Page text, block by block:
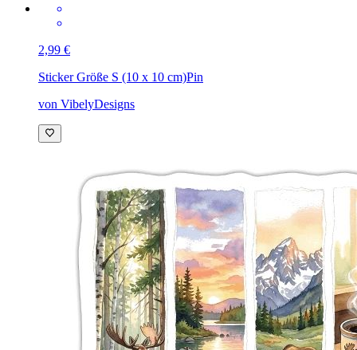
2,99 €
Sticker Größe S (10 x 10 cm)Pin
von VibelyDesigns